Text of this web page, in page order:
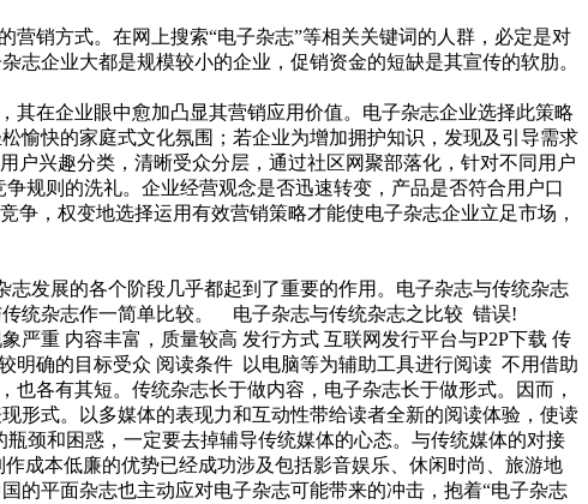
销方式。在网上搜索“电子杂志”等相关关键词的人群，必定是对
企业大都是规模较小的企业，促销资金的短缺是其宣传的软肋。
在企业眼中愈加凸显其营销应用价值。电子杂志企业选择此策略
愉快的家庭式文化氛围；若企业为增加拥护知识，发现及引导需求
户兴趣分类，清晰受众分层，通过社区网聚部落化，针对不同用户
规则的洗礼。企业经营观念是否迅速转变，产品是否符合用户口
，权变地选择运用有效营销策略才能使电子杂志企业立足市场，
发展的各个阶段几乎都起到了重要的作用。电子杂志与传统杂志
传统杂志作一简单比较。 电子杂志与传统杂志之比较 错误!
重 内容丰富，质量较高 发行方式 互联网发行平台与P2P下载 传
确的目标受众 阅读条件 以电脑等为辅助工具进行阅读 不用借助
各有其短。传统杂志长于做内容，电子杂志长于做形式。因而，
形式。以多媒体的表现力和互动性带给读者全新的阅读体验，使读
颈和困惑，一定要去掉辅导传统媒体的心态。与传统媒体的对接
成本低廉的优势已经成功涉及包括影音娱乐、休闲时尚、旅游地
的平面杂志也主动应对电子杂志可能带来的冲击，抱着“电子杂志